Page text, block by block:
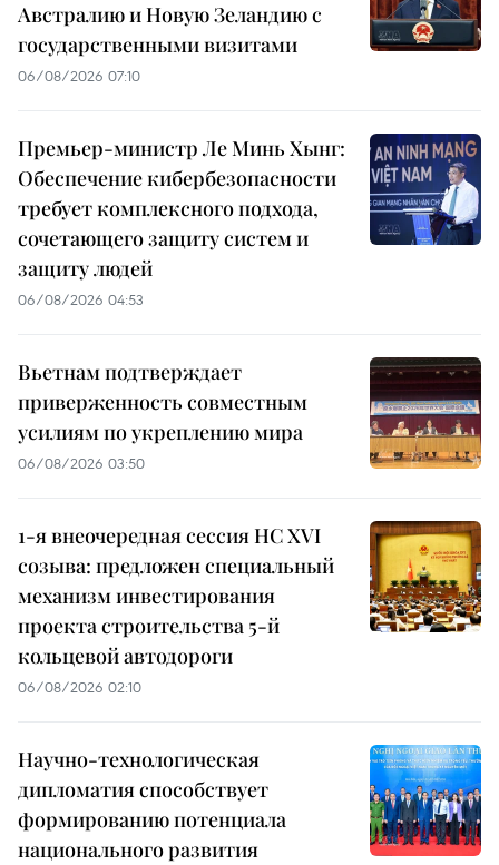
Австралию и Новую Зеландию с
государственными визитами
06/08/2026 07:10
Премьер-министр Ле Минь Хынг:
Обеспечение кибербезопасности
требует комплексного подхода,
сочетающего защиту систем и
защиту людей
06/08/2026 04:53
Вьетнам подтверждает
приверженность совместным
усилиям по укреплению мира
06/08/2026 03:50
1-я внеочередная сессия НС XVI
созыва: предложен специальный
механизм инвестирования
проекта строительства 5-й
кольцевой автодороги
06/08/2026 02:10
Научно-технологическая
дипломатия способствует
формированию потенциала
национального развития